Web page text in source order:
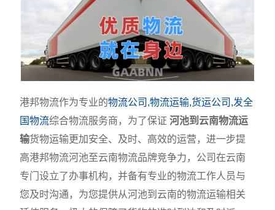
港邦物流作为专业的物流公司,物流运输,货运公司,发全
国物流综合物流服务商，为了保证河池到云南物流运
输货物运输更加安全、及时、高效的运营，进一步提
高港邦物流河池至云南物流品牌竞争力，公司在云南
专门设立了办事机构，并备有专业的物流工作人员与
您及时沟通，为您提供从河池到云南的物流运输相关